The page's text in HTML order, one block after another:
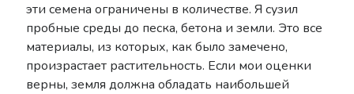
эти семена ограничены в количестве. Я сузил
пробные среды до песка, бетона и земли. Это все
материалы, из которых, как было замечено,
произрастает растительность. Если мои оценки
верны, земля должна обладать наибольшей